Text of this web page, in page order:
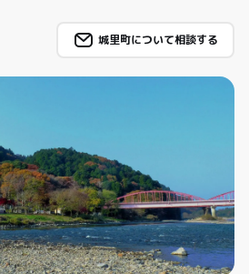
城里町について相談する